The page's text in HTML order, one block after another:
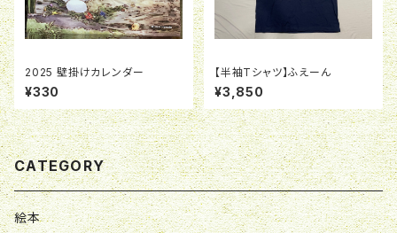
2025 壁掛けカレンダー
¥330
【半袖Tシャツ】ふえーん
¥3,850
CATEGORY
絵本